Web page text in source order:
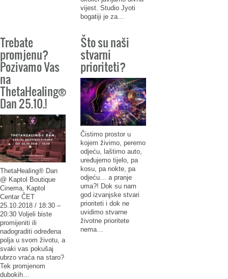
vijest. Studio Jyoti
bogatiji je za…
Trebate
promjenu?
Pozivamo Vas
na
ThetaHealing®
Dan 25.10.!
ThetaHealing® Dan
@ Kaptol Boutique
Cinema, Kaptol
Centar ČET
25.10.2018 / 18:30 –
20:30 Voljeli biste
promijeniti ili
nadograditi određena
polja u svom životu, a
svaki vas pokušaj
ubrzo vraća na staro?
Tek promjenom
dubokih…
Što su naši
stvarni
prioriteti?
Čistimo prostor u
kojem živimo, peremo
odjeću, laštimo auto,
uređujemo tijelo, pa
kosu, pa nokte, pa
odjeću… a pranje
uma?! Dok su nam
god izvanjske stvari
prioriteti i dok ne
uvidimo stvarne
životne prioritete
nema…